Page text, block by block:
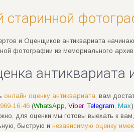
старинной
и Оценщиков антиквариата
фотографии из мемориального
антиквариата
онлайн оценку антиквариата, вам
16-46 (WhatsApp, Viber, Telegram, Max
для оценки мы готовы выехать к
быструю и независимую оценку